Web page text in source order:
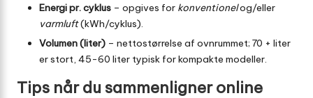
Energi pr. cyklus – opgives for konventionelog/eller
varmluft(kWh/cyklus).
Volumen (liter) – nettostørrelse af ovnrummet; 70 + liter
er stort, 45-60 liter typisk for kompakte modeller.
Tips når du sammenligner online